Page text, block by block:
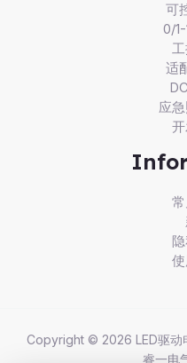
可
0/
适
应
Copyright © 2026 LED驱动
睿一电